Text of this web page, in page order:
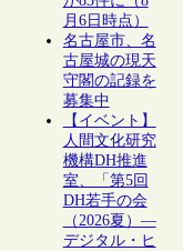
月6日時点）
名古屋市、名
古屋城の現天
守閣の記録を
募集中
【イベント】
人間文化研究
機構DH推進
室、「第5回
DH若手の会
（2026夏）―
デジタル・ヒ